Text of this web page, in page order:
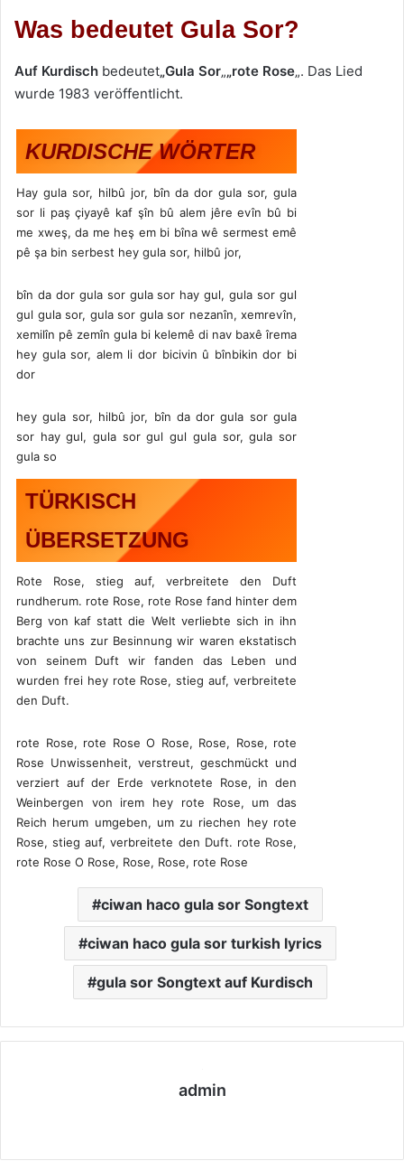
Was bedeutet Gula Sor?
Auf Kurdisch bedeutet„Gula Sor„„rote Rose„. Das Lied
wurde 1983 veröffentlicht.
KURDISCHE WÖRTER
Hay gula sor, hilbû jor, bîn da dor gula sor, gula
sor li paş çiyayê kaf şîn bû alem jêre evîn bû bi
me xweş, da me heş em bi bîna wê sermest emê
pê şa bin serbest hey gula sor, hilbû jor,
bîn da dor gula sor gula sor hay gul, gula sor gul
gul gula sor, gula sor gula sor nezanîn, xemrevîn,
xemilîn pê zemîn gula bi kelemê di nav baxê îrema
hey gula sor, alem li dor bicivin û bînbikin dor bi
dor
hey gula sor, hilbû jor, bîn da dor gula sor gula
sor hay gul, gula sor gul gul gula sor, gula sor
gula so
TÜRKISCH
ÜBERSETZUNG
Rote Rose, stieg auf, verbreitete den Duft
rundherum. rote Rose, rote Rose fand hinter dem
Berg von kaf statt die Welt verliebte sich in ihn
brachte uns zur Besinnung wir waren ekstatisch
von seinem Duft wir fanden das Leben und
wurden frei hey rote Rose, stieg auf, verbreitete
den Duft.
rote Rose, rote Rose O Rose, Rose, Rose, rote
Rose Unwissenheit, verstreut, geschmückt und
verziert auf der Erde verknotete Rose, in den
Weinbergen von irem hey rote Rose, um das
Reich herum umgeben, um zu riechen hey rote
Rose, stieg auf, verbreitete den Duft. rote Rose,
rote Rose O Rose, Rose, Rose, rote Rose
ciwan haco gula sor Songtext
ciwan haco gula sor turkish lyrics
gula sor Songtext auf Kurdisch
admin